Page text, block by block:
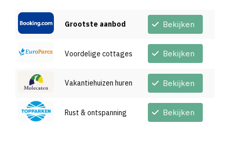
Grootste aanbod Bekijken
Voordelige cottages Bekijken
Vakantiehuizen huren Bekijken
Rust & ontspanning Bekijken